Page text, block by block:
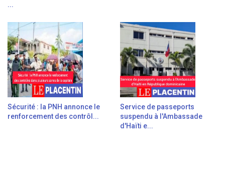
...
Sécurité : la PNH annonce le
renforcement des contrôl...
Service de passeports
suspendu à l'Ambassade
d'Haïti e...